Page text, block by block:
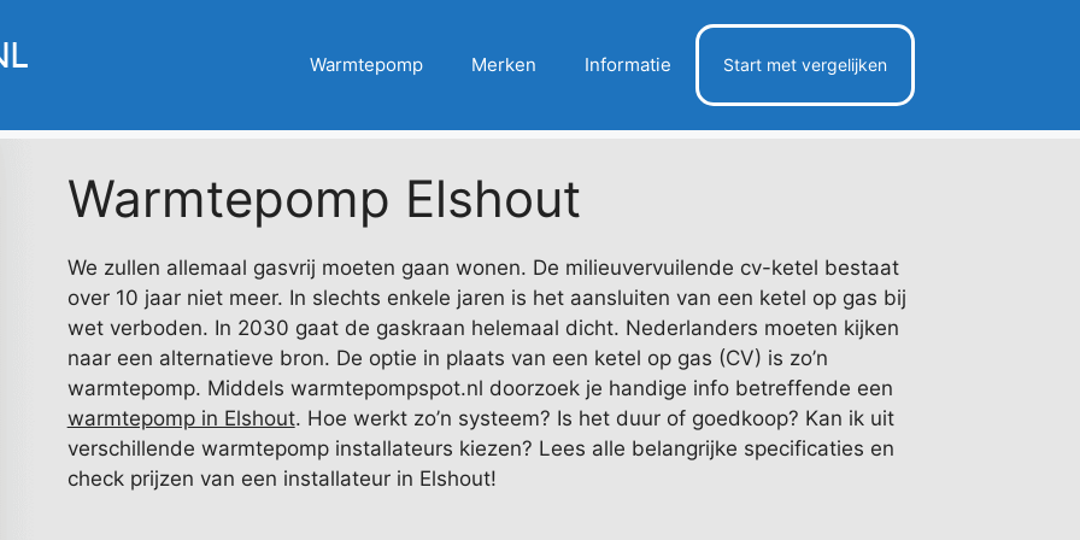
Warmtepomp Merken Informatie Start met vergelijken
Warmtepomp Elshout
We zullen allemaal gasvrij moeten gaan wonen. De milieuvervuilende cv-ketel bestaat
over 10 jaar niet meer. In slechts enkele jaren is het aansluiten van een ketel op gas bij
wet verboden. In 2030 gaat de gaskraan helemaal dicht. Nederlanders moeten kijken
naar een alternatieve bron. De optie in plaats van een ketel op gas (CV) is zo’n
warmtepomp. Middels warmtepompspot.nl doorzoek je handige info betreffende een
warmtepomp in Elshout. Hoe werkt zo’n systeem? Is het duur of goedkoop? Kan ik uit
verschillende warmtepomp installateurs kiezen? Lees alle belangrijke specificaties en
check prijzen van een installateur in Elshout!